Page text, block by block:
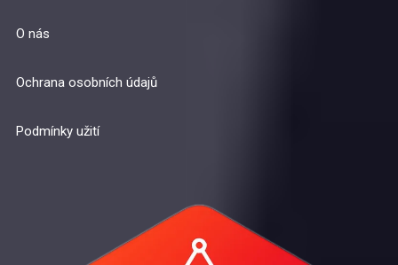
O nás
Ochrana osobních údajů
Podmínky užití